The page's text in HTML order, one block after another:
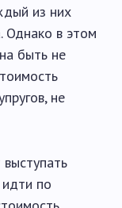
из них
Однако в этом
быть не
не
идти по